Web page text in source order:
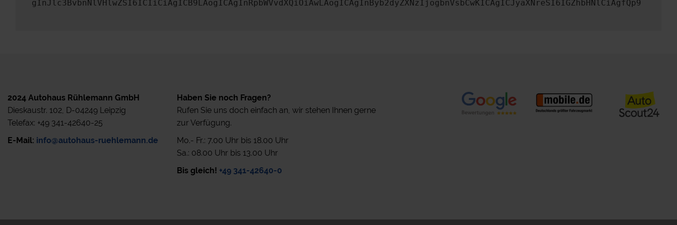
gInJlc3BvbnNlVHlwZSI6ICIiCiAgICB9LAogICAgInRpbWVvdXQiOiAwLAogICAgInByb2dyZXNzIjogbnVsbCwKICAgICJyaXNreSI6IGZhbHNlCiAgfQp9
2024 Autohaus Rühlemann GmbH
Dieskaustr. 102, D-04249 Leipzig
Telefax: +49 341-42640-25
E-Mail: info@autohaus-ruehlemann.de
Haben Sie noch Fragen?
Rufen Sie uns doch einfach an, wir stehen Ihnen gerne
zur Verfügung.
Mo.- Fr.: 7.00 Uhr bis 18.00 Uhr
Sa.: 08.00 Uhr bis 13.00 Uhr
Bis gleich! +49 341-42640-0